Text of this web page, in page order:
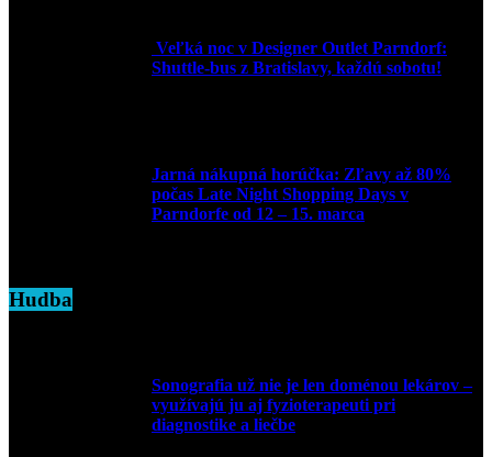
Veľká noc v Designer Outlet Parndorf:
Shuttle-bus z Bratislavy, každú sobotu!
Jarná nákupná horúčka: Zľavy až 80%
počas Late Night Shopping Days v
Parndorfe od 12 – 15. marca
Hudba
Sonografia už nie je len doménou lekárov –
využívajú ju aj fyzioterapeuti pri
diagnostike a liečbe